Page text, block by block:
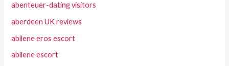
abenteuer-dating visitors
aberdeen UK reviews
abilene eros escort
abilene escort